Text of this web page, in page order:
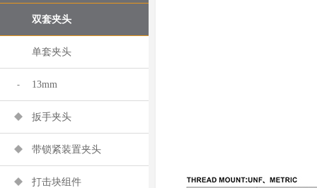
双套夹头
单套夹头
13mm
扳手夹头
带锁紧装置夹头
打击块组件